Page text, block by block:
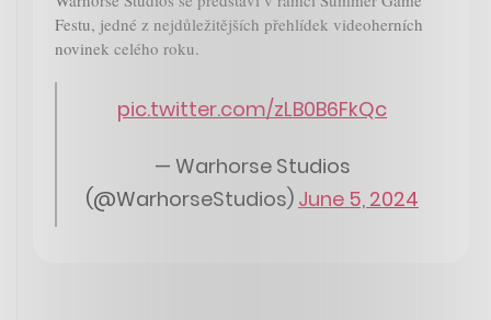
Festu, jedné z nejdůležitějších přehlídek videoherních
novinek celého roku.
pic.twitter.com/zLB0B6FkQc
— Warhorse Studios
(@WarhorseStudios) June 5, 2024